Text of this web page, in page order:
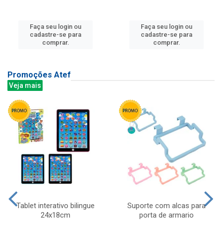
Faça seu login ou
cadastre-se para
comprar.
Faça seu login ou
cadastre-se para
comprar.
Promoções Atef
Veja mais
Tablet interativo bilingue
24x18cm
Suporte com alcas para
porta de armario